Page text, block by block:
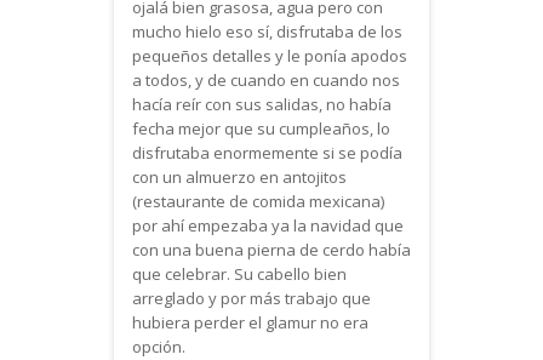
ojalá bien grasosa, agua pero con
mucho hielo eso sí, disfrutaba de los
pequeños detalles y le ponía apodos
a todos, y de cuando en cuando nos
hacía reír con sus salidas, no había
fecha mejor que su cumpleaños, lo
disfrutaba enormemente si se podía
con un almuerzo en antojitos
(restaurante de comida mexicana)
por ahí empezaba ya la navidad que
con una buena pierna de cerdo había
que celebrar. Su cabello bien
arreglado y por más trabajo que
hubiera perder el glamur no era
opción.